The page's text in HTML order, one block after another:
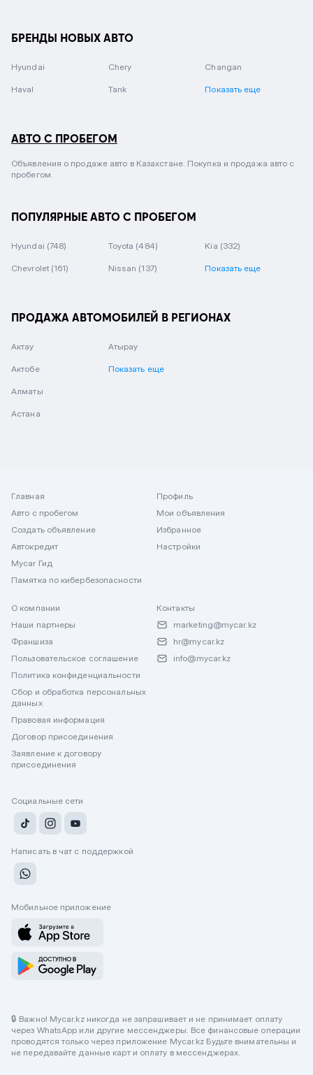
БРЕНДЫ НОВЫХ АВТО
Hyundai Chery Changan
Haval Tank Показать еще
АВТО С ПРОБЕГОМ
Объявления о продаже авто в Казахстане. Покупка и продажа авто с
пробегом.
ПОПУЛЯРНЫЕ АВТО С ПРОБЕГОМ
Hyundai (748) Toyota (484) Kia (332)
Chevrolet (161) Nissan (137) Показать еще
ПРОДАЖА АВТОМОБИЛЕЙ В РЕГИОНАХ
Актау
Актобе
Алматы
Астана
Атырау
Показать еще
Главная
Авто с пробегом
Создать объявление
Автокредит
Mycar Гид
Памятка по кибербезопасности
Профиль
Мои объявления
Избранное
Настройки
О компании
Наши партнеры
Франшиза
Пользовательское соглашение
Политика конфиденциальности
Сбор и обработка персональных
данных
Правовая информация
Договор присоединения
Заявление к договору
присоединения
Контакты
marketing@mycar.kz
hr@mycar.kz
info@mycar.kz
Социальные сети
Написать в чат с поддержкой
Мобильное приложение
🔒 Важно! Mycar.kz никогда не запрашивает и не принимает оплату
через WhatsApp или другие мессенджеры. Все финансовые операции
проводятся только через приложение Mycar.kz Будьте внимательны и
не передавайте данные карт и оплату в мессенджерах.